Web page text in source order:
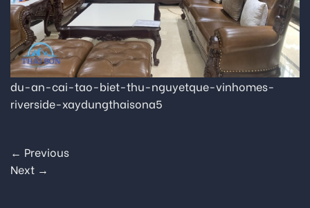
du-an-cai-tao-biet-thu-nguyetque-vinhomes-
riverside-xaydungthaisona5
← Previous
Next →